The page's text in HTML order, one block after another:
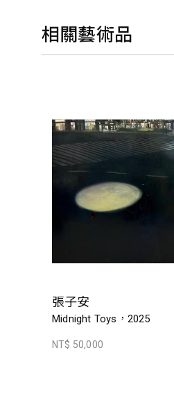
相關藝術品
張子安
Midnight Toys，2025
NT$ 50,000